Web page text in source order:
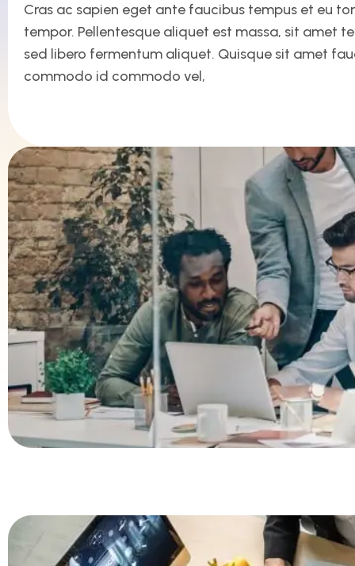
Cras ac sapien eget ante faucibus tempus et eu
tempor. Pellentesque aliquet est massa, sit amet
sed libero fermentum aliquet. Quisque sit amet
commodo id commodo vel,